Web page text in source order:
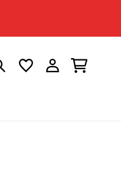
Iniciar
sesión
Carrito